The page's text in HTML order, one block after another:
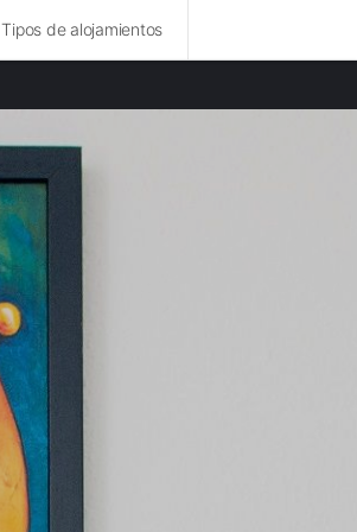
Tipos de alojamientos